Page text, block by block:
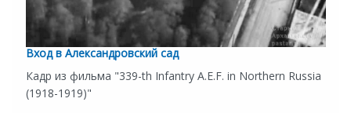
Вход в Александровский сад
Кадр из фильма "339-th Infantry A.E.F. in Northern Russia
(1918-1919)"